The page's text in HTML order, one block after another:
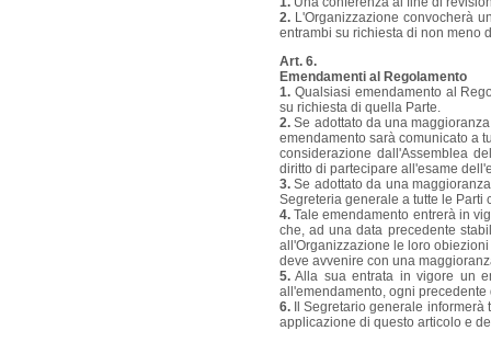
2. L'Organizzazione convocherà
entrambi su richiesta di non meno
Art. 6.
Emendamenti al Regolamento
1. Qualsiasi emendamento al
su richiesta di quella Parte.
2. Se adottato da una
emendamento sarà comunicato a
considerazione dall'Assemblea
diritto di partecipare all'esame
3. Se adottato da una
Segreteria generale a tutte le Parti
4. Tale emendamento entrerà in
che, ad una data precedente
all'Organizzazione le loro
deve avvenire con una
5. Alla sua entrata in vigore un
all'emendamento, ogni
6. Il Segretario generale
applicazione di questo articolo e